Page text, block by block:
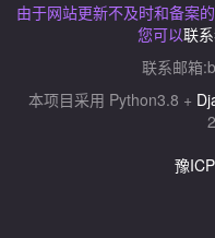
由于网站更新不及时和备案
您可以联
联系邮箱:
本项目采用 Python3.8 +
豫